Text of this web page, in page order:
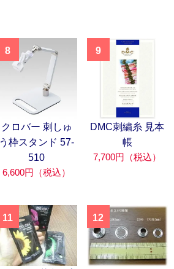
8
クロバー 刺しゅ
う枠スタンド 57-
510
6,600円（税込）
9
DMC刺繍糸 見本
帳
7,700円（税込）
11 12